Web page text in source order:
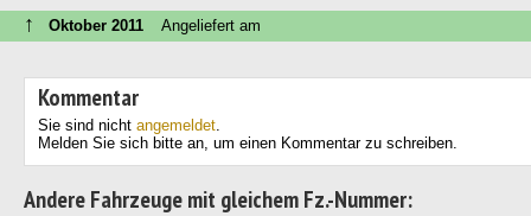
↑ Oktober 2011 Angeliefert am
Kommentar
Sie sind nicht angemeldet.
Melden Sie sich bitte an, um einen Kommentar zu schreiben.
Andere Fahrzeuge mit gleichem Fz.-Nummer: